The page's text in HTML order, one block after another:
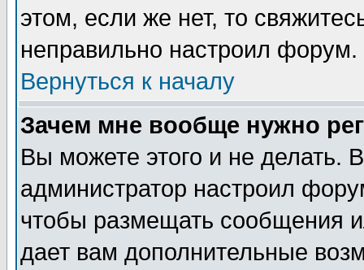
этом, если же нет, то
неправильно настроил форум.
Вернуться к началу
Зачем мне вообще нужно
Вы можете этого и не делать.
администратор настроил
чтобы размещать сообщения
дает вам дополнительные